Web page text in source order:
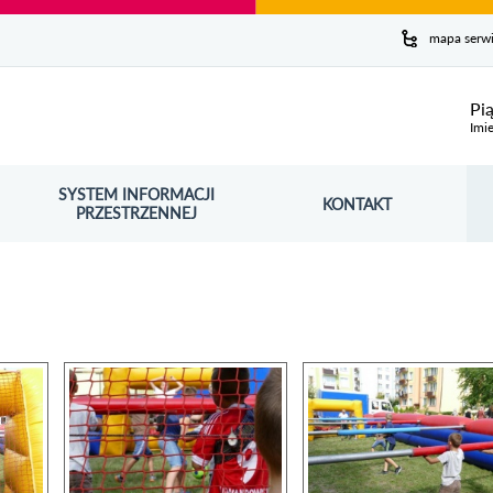
mapa
SYSTEM INFORMACJI
PRZESTRZENNEJ
OTWORZY SIĘ W NOWYM OKNIE KONTAKT